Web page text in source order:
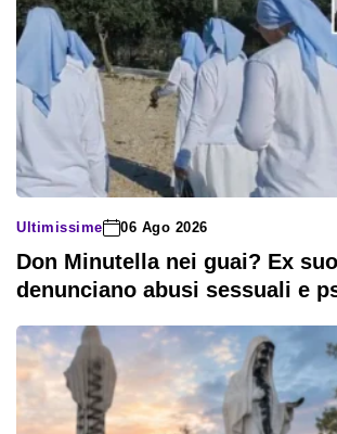
Ultimissime 06 Ago 2026
Don Minutella nei guai? Ex
denunciano abusi sessuali e